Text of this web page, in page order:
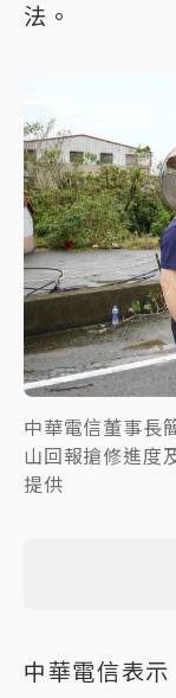
法。
中華電信董事長
山回報搶修進度
提供
中華電信表